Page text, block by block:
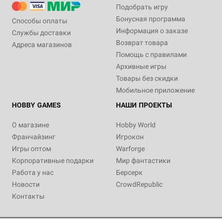
Способы оплаты
Службы доставки
Адреса магазинов
Подобрать игру
Бонусная программа
Информация о заказе
Возврат товара
Помощь с правилами
Архивные игры
Товары без скидки
Мобильное приложение
HOBBY GAMES
О магазине
Франчайзинг
Игры оптом
Корпоративные подарки
Работа у нас
Новости
Контакты
НАШИ ПРОЕКТЫ
Hobby World
Игрокон
Warforge
Мир фантастики
Берсерк
CrowdRepublic